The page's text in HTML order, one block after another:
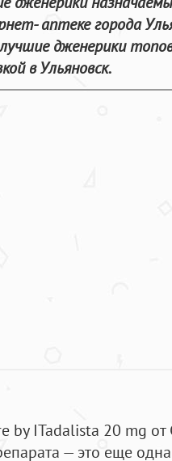
аптеке города
дженерики
в Ульяновск.
ITadalista 20 mg от
— это еще